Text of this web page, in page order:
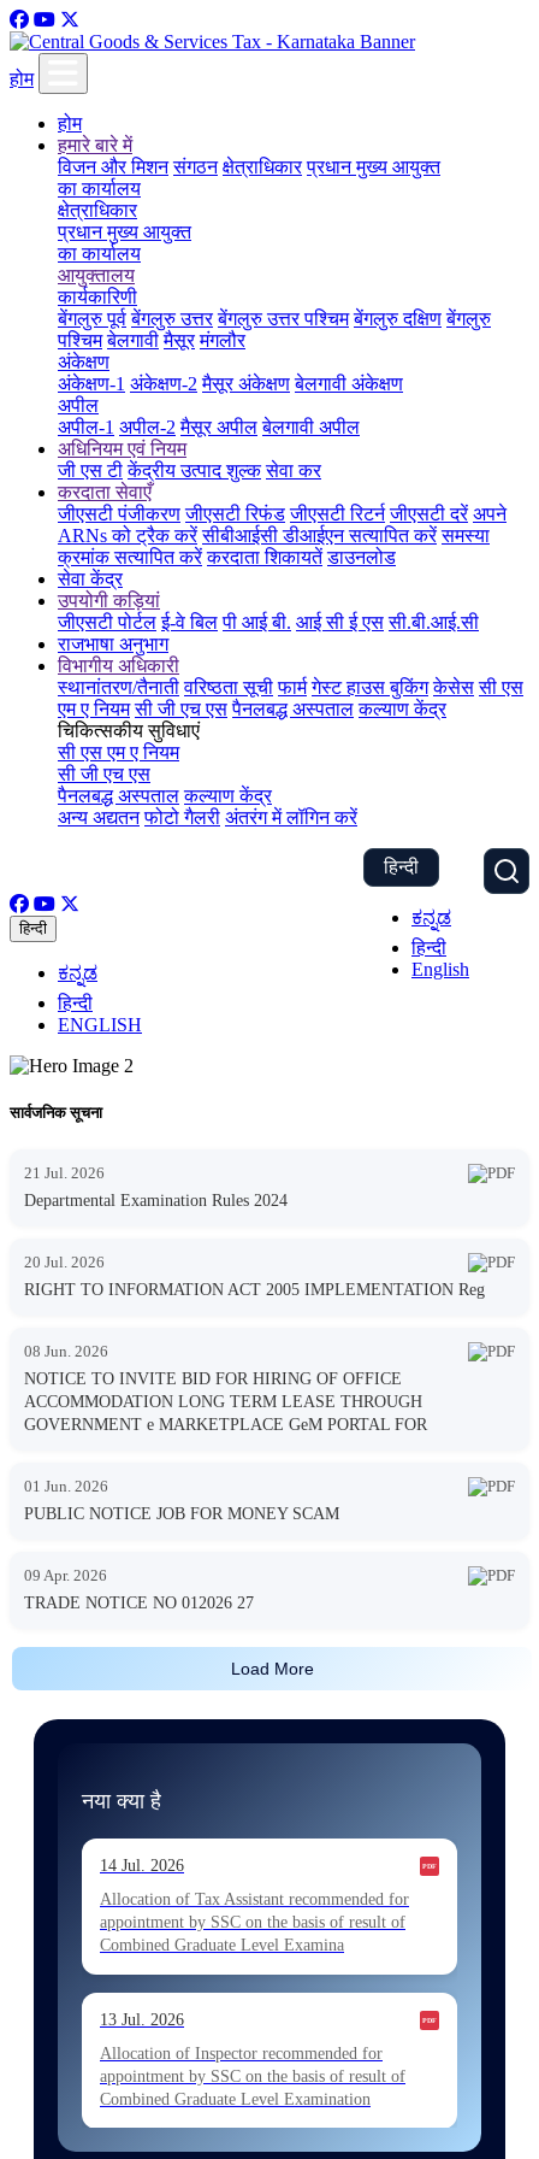
होम
होम
हमारे बारे में
विजन और मिशन संगठन क्षेत्राधिकार प्रधान मुख्य आयुक्त
का कार्यालय
क्षेत्राधिकार
प्रधान मुख्य आयुक्त
का कार्यालय
आयुक्तालय
कार्यकारिणी
बेंगलुरु पूर्व बेंगलुरु उत्तर बेंगलुरु उत्तर पश्चिम बेंगलुरु दक्षिण बेंगलुरु
पश्चिम बेलगावी मैसूर मंगलौर
अंकेक्षण
अंकेक्षण-1 अंकेक्षण-2 मैसूर अंकेक्षण बेलगावी अंकेक्षण
अपील
अपील-1 अपील-2 मैसूर अपील बेलगावी अपील
अधिनियम एवं नियम
जी एस टी केंद्रीय उत्पाद शुल्क सेवा कर
करदाता सेवाएँ
जीएसटी पंजीकरण जीएसटी रिफंड जीएसटी रिटर्न जीएसटी दरें अपने
ARNs को ट्रैक करें सीबीआईसी डीआईएन सत्यापित करें समस्या
क्रमांक सत्यापित करें करदाता शिकायतें डाउनलोड
सेवा केंद्र
उपयोगी कड़ियां
जीएसटी पोर्टल ई-वे बिल पी आई बी. आई सी ई एस सी.बी.आई.सी
राजभाषा अनुभाग
विभागीय अधिकारी
स्थानांतरण/तैनाती वरिष्ठता सूची फार्म गेस्ट हाउस बुकिंग केसेस सी एस
एम ए नियम सी जी एच एस पैनलबद्ध अस्पताल कल्याण केंद्र
चिकित्सकीय सुविधाएं
सी एस एम ए नियम
सी जी एच एस
पैनलबद्ध अस्पताल कल्याण केंद्र
अन्य अद्यतन फोटो गैलरी अंतरंग में लॉगिन करें
हिन्दी
ಕನ್ನಡ
हिन्दी
English
हिन्दी
ಕನ್ನಡ
हिन्दी
ENGLISH
सार्वजनिक सूचना
21 Jul. 2026
Departmental Examination Rules 2024
20 Jul. 2026
RIGHT TO INFORMATION ACT 2005 IMPLEMENTATION Reg
08 Jun. 2026
NOTICE TO INVITE BID FOR HIRING OF OFFICE
ACCOMMODATION LONG TERM LEASE THROUGH
GOVERNMENT e MARKETPLACE GeM PORTAL FOR
01 Jun. 2026
PUBLIC NOTICE JOB FOR MONEY SCAM
09 Apr. 2026
TRADE NOTICE NO 012026 27
Load More
नया क्या है
14 Jul. 2026
Allocation of Tax Assistant recommended for
appointment by SSC on the basis of result of
Combined Graduate Level Examina
13 Jul. 2026
Allocation of Inspector recommended for
appointment by SSC on the basis of result of
Combined Graduate Level Examination